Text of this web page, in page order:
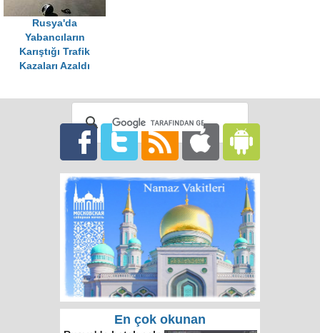
Rusya'da
Yabancıların
Karıştığı Trafik
Kazaları Azaldı
En çok okunan